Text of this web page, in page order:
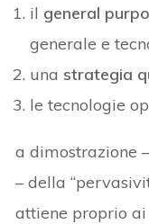
il general
generale e
una strategia
le tecnologie
a dimostrazione
– della
attiene proprio